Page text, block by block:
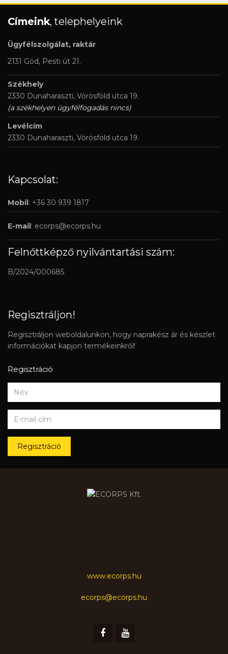
Címeink, telephelyeink
Ügyfélszolgálat, raktár
2131 Göd, Pesti út 21.
Székhely
2330 Dunaharaszti, Vörösföld utca 19.
(a székhelyen ügyfélfogadás nincs)
Levélcím
2330 Dunaharaszti, Vörösföld utca 19.
Kapcsolat:
Mobil : +36 30 939 1817
E-mail : ecorps@ecorps.hu
Felnőttképző nyilvántartási szám:
B/2024/000685
Regisztráljon!
Regisztráljon weboldalunkon, hogy naprakész ár és készlet
információkat kapjon termékeinkről!
Regisztráció
Regisztráció
www.ecorps.hu
ecorps@ecorps.hu